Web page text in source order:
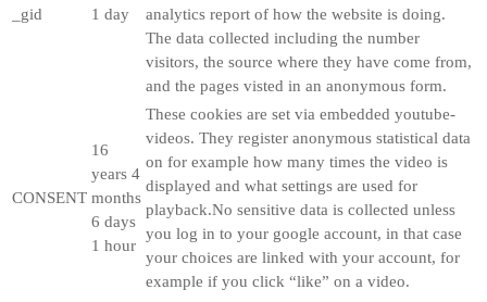
_gid 1 day
analytics report of how the website is doing.
The data collected including the number
visitors, the source where they have come from,
and the pages visted in an anonymous form.
CONSENT
16
years 4
months
6 days
1 hour
These cookies are set via embedded youtube-
videos. They register anonymous statistical data
on for example how many times the video is
displayed and what settings are used for
playback.No sensitive data is collected unless
you log in to your google account, in that case
your choices are linked with your account, for
example if you click “like” on a video.